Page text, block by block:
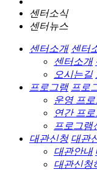
센터소식
센터뉴스
센터소개 센터
센터소개
오시는길
프로그램 프로
운영 프
연간 프
프로그램
대관신청 대관
대관안내
대관신청